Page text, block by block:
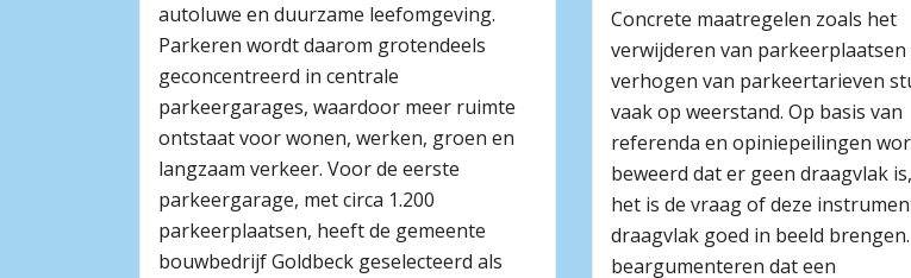
autoluwe en duurzame leefomgeving.
Parkeren wordt daarom grotendeels
geconcentreerd in centrale
parkeergarages, waardoor meer ruimte
ontstaat voor wonen, werken, groen en
langzaam verkeer. Voor de eerste
parkeergarage, met circa 1.200
parkeerplaatsen, heeft de gemeente
bouwbedrijf Goldbeck geselecteerd als
Concrete maatregelen zoals het
verwijderen van
verhogen van parkeertarieven
vaak op weerstand. Op basis van
referenda en opiniepeilingen
beweerd dat er geen draagvlak
het is de vraag of deze
draagvlak goed in beeld
beargumenteren dat een